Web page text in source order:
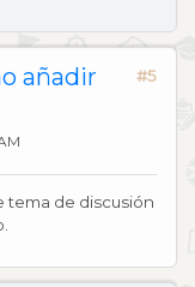
#5
añadir
tema de discusión